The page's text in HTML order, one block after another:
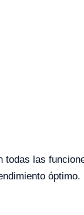
todas las
óptimo.